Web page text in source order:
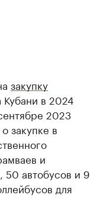
закупку
Кубани в 2024
2023
закупке в
и
50 автобусов и 9
для